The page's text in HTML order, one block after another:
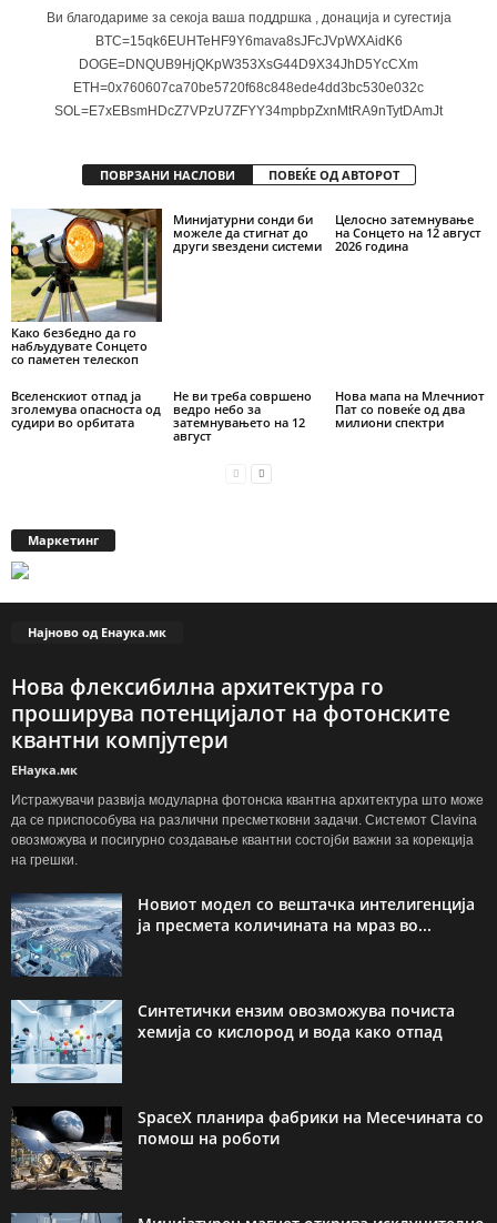
Ви благодариме за секоја ваша поддршка , донација и сугестија
BTC=15qk6EUHTeHF9Y6mava8sJFcJVpWXAidK6
DOGE=DNQUB9HjQKpW353XsG44D9X34JhD5YcCXm
ETH=0x760607ca70be5720f68c848ede4dd3bc530e032c
SOL=E7xEBsmHDcZ7VPzU7ZFYY34mpbpZxnMtRA9nTytDAmJt
ПОВРЗАНИ НАСЛОВИ ПОВЕЌЕ ОД АВТОРОТ
Како безбедно да го
набљудувате Сонцето
со паметен телескоп
Минијатурни сонди би
можеле да стигнат до
други ѕвездени системи
Целосно затемнување
на Сонцето на 12 август
2026 година
Вселенскиот отпад ја
зголемува опасноста од
судири во орбитата
Не ви треба совршено
ведро небо за
затемнувањето на 12
август
Нова мапа на Млечниот
Пат со повеќе од два
милиони спектри
Маркетинг
Најново од Енаука.мк
Нова флексибилна архитектура го
проширува потенцијалот на фотонските
квантни компјутери
ЕНаука.мк
Истражувачи развија модуларна фотонска квантна архитектура што може
да се приспособува на различни пресметковни задачи. Системот Clavina
овозможува и посигурно создавање квантни состојби важни за корекција
на грешки.
Новиот модел со вештачка интелигенција
ја пресмета количината на мраз во...
Синтетички ензим овозможува почиста
хемија со кислород и вода како отпад
SpaceX планира фабрики на Месечината со
помош на роботи